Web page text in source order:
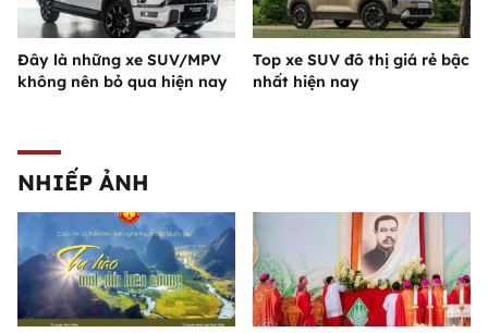
Đây là những xe SUV/MPV
không nên bỏ qua hiện nay
Top xe SUV đô thị giá rẻ bậc
nhất hiện nay
NHIẾP ẢNH